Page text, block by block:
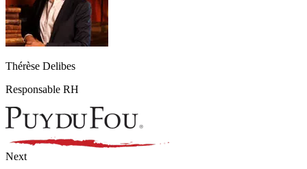
Thérèse Delibes
Responsable RH
Next